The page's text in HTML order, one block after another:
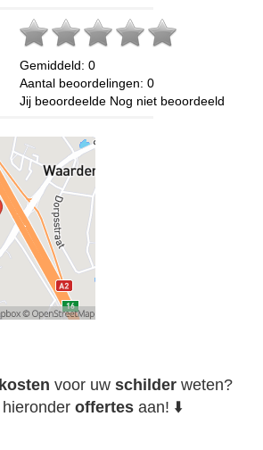
Gemiddeld: 0
Aantal beoordelingen: 0
Jij beoordeelde Nog niet beoordeeld
kosten voor uw schilder weten?
hieronder offertes aan! ⬇️